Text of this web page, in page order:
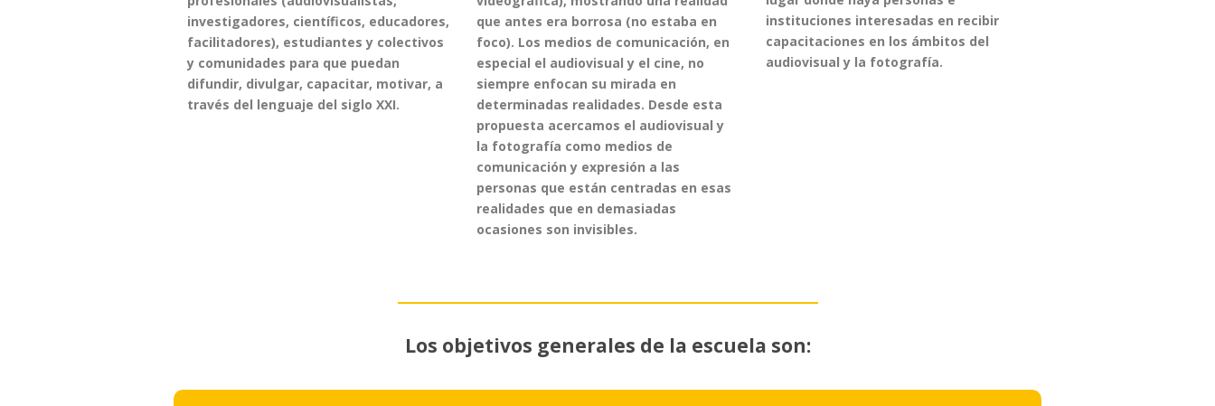
investigadores, científicos, educadores,
facilitadores), estudiantes y colectivos
y comunidades para que puedan
difundir, divulgar, capacitar, motivar, a
través del lenguaje del siglo XXI.
que antes era borrosa (no estaba en
foco). Los medios de comunicación, en
especial el audiovisual y el cine, no
siempre enfocan su mirada en
determinadas realidades. Desde esta
propuesta acercamos el audiovisual y
la fotografía como medios de
comunicación y expresión a las
personas que están centradas en esas
realidades que en demasiadas
ocasiones son invisibles.
instituciones interesadas en recibir
capacitaciones en los ámbitos del
audiovisual y la fotografía.
Los objetivos generales de la escuela son: